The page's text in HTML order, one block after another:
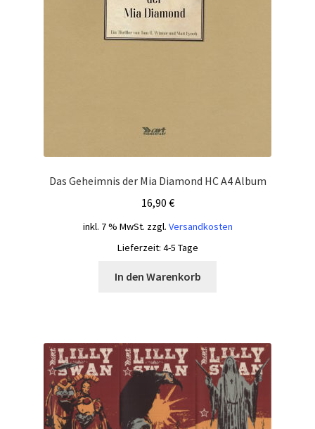
Das Geheimnis der Mia Diamond HC A4 Album
16,90 €
inkl. 7 % MwSt. zzgl. Versandkosten
Lieferzeit: 4-5 Tage
In den Warenkorb